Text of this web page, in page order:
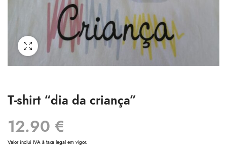
T-shirt “dia da criança”
12.90 €
Valor inclui IVA à taxa legal em vigor.